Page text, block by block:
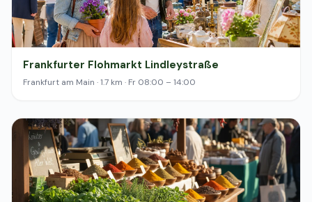
Frankfurter Flohmarkt Lindleystraße
Frankfurt am Main · 1.7 km · Fr 08:00 – 14:00